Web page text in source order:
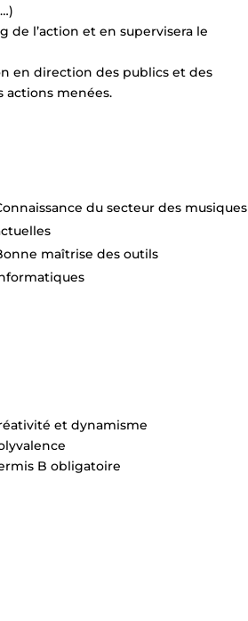
de l’action et en supervisera le
en direction des publics et des
actions menées.
du secteur des musiques
maîtrise des outils
et dynamisme
B obligatoire